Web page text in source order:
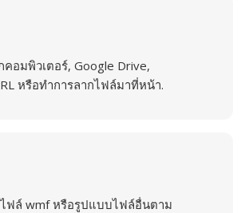
คอมพิวเตอร์, Google Drive,
หรือทำการลากไฟล์มาที่หน้า.
ฟล์ wmf หรือรูปแบบไฟล์อื่นตาม